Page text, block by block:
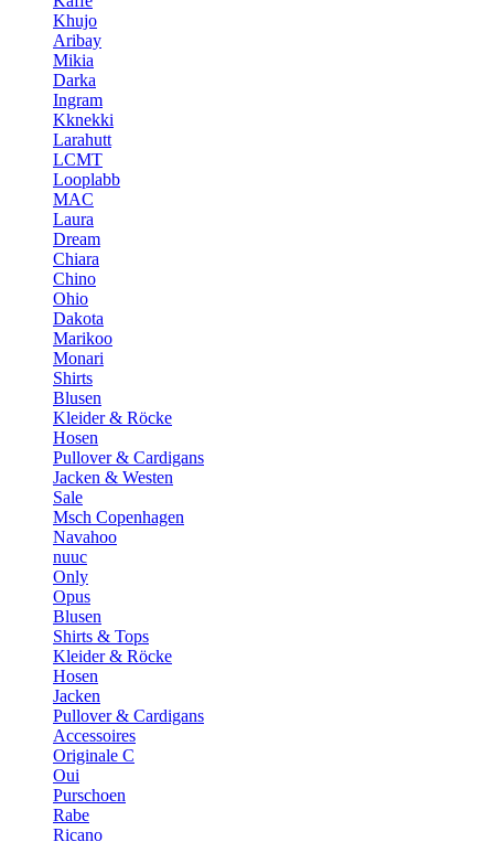
Khujo
Aribay
Mikia
Darka
Ingram
Kknekki
Larahutt
LCMT
Looplabb
MAC
Laura
Dream
Chiara
Chino
Ohio
Dakota
Marikoo
Monari
Shirts
Blusen
Kleider & Röcke
Hosen
Pullover & Cardigans
Jacken & Westen
Sale
Msch Copenhagen
Navahoo
nuuc
Only
Opus
Blusen
Shirts & Tops
Kleider & Röcke
Hosen
Jacken
Pullover & Cardigans
Accessoires
Originale C
Oui
Purschoen
Rabe
Ricano